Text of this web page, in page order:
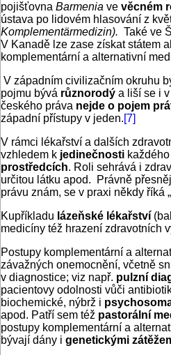
pojišťovna Barmenia ve věcném
ústava po lidovém hlasování z
Komplementärmedizin). Také ve
V Kanadě lze zase získat státem
komplementární a alternativní
V západním civilizačním okruhu
pojmu bývá různorodý a liší se i
českého práva nejde o pojem
západní přístupy v jeden.[7]
V rámci lékařství a dalších
vzhledem k jedinečnosti
prostředcích. Roli sehrává i
určitou látku apod. Právně
právu znám, se v praxi někdy říká
Kupříkladu lázeňské lékařství
medicíny též hrazení zdravotních
Postupy komplementární a
závažných onemocnění, včetně
v diagnostice; viz např. pulzní
pacientovy odolnosti vůči
biochemické, nýbrž i
apod. Patří sem též pastorální
postupy komplementární a
bývají dány i genetickými